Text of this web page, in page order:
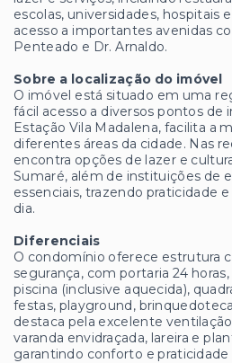
escolas, universidades, hospitais
acesso a importantes avenidas
Penteado e Dr. Arnaldo.
Sobre a localização do imóvel
O imóvel está situado em uma
fácil acesso a diversos pontos de
Estação Vila Madalena, facilita a
diferentes áreas da cidade. Nas
encontra opções de lazer e
Sumaré, além de instituições de
essenciais, trazendo praticidade
dia.
Diferenciais
O condomínio oferece estrutura
segurança, com portaria 24
piscina (inclusive aquecida),
festas, playground,
destaca pela excelente
varanda envidraçada, lareira e
garantindo conforto e praticidade